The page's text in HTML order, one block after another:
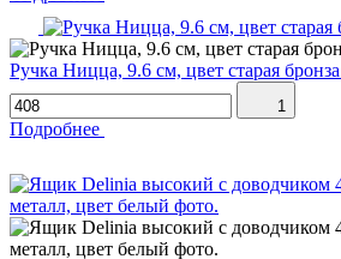
Ручка Ницца, 9.6 см, цвет старая бронза
1
Подробнее